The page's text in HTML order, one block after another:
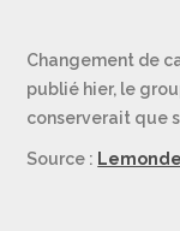
Changement de
publié hier, le
conserverait que
Source :